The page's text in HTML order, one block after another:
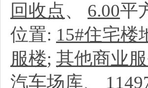
回收点、 6.00平
位置: 15#住宅楼
服楼; 其他商业
汽车场库、